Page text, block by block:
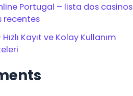
Portugal – lista dos casinos
recentes
Kayıt ve Kolay Kullanım